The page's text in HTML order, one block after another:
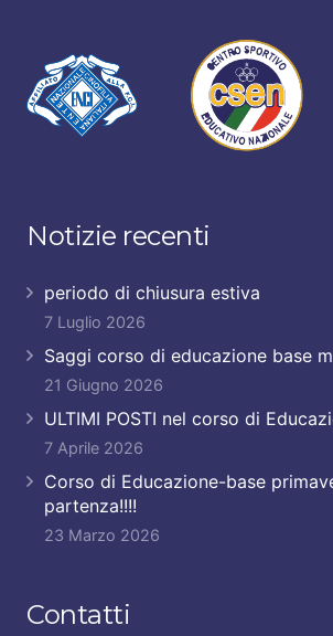
Notizie recenti
periodo di chiusura estiva
7 Luglio 2026
Saggi corso di educazione base
21 Giugno 2026
ULTIMI POSTI nel corso di
7 Aprile 2026
Corso di Educazione-base
partenza!!!!
23 Marzo 2026
Contatti